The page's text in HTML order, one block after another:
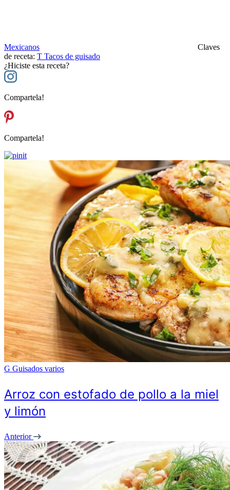
Mexicanos
Claves
de receta: T Tacos de guisado
¿Hiciste esta receta?
Compartela!
Compartela!
G Guisados varios
Arroz con estofado de pollo a la miel
y limón
Anterior